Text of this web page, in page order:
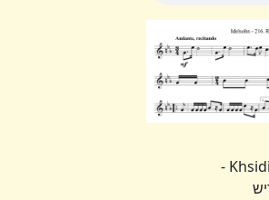
Khsidish un yidish -